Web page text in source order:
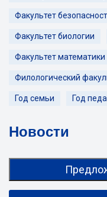
Факультет
Факультет биологии
Факультет математики
Филологический
Год семьи Год
Новости